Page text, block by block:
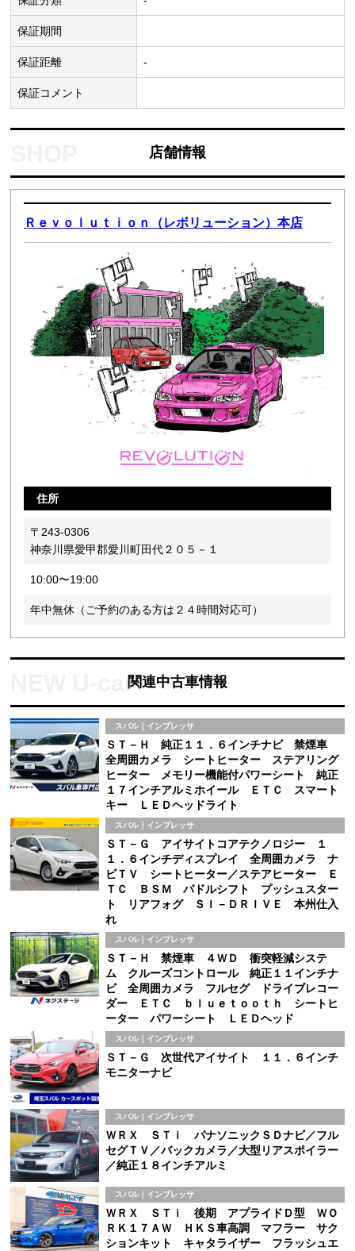
保証期間
保証距離 -
保証コメント
店舗情報
Ｒｅｖｏｌｕｔｉｏｎ（レボリューション）本店
住所
〒243-0306
神奈川県愛甲郡愛川町田代２０５－１
10:00〜19:00
年中無休（ご予約のある方は２４時間対応可）
関連中古車情報
スバル｜インプレッサ
ＳＴ－Ｈ 純正１１．６インチナビ 禁煙車
全周囲カメラ シートヒーター ステアリング
ヒーター メモリー機能付パワーシート 純正
１７インチアルミホイール ＥＴＣ スマート
キー ＬＥＤヘッドライト
スバル｜インプレッサ
ＳＴ－Ｇ アイサイトコアテクノロジー １
１．６インチディスプレイ 全周囲カメラ ナ
ビＴＶ シートヒーター／ステアヒーター Ｅ
ＴＣ ＢＳＭ パドルシフト プッシュスター
ト リアフォグ ＳＩ－ＤＲＩＶＥ 本州仕入
れ
スバル｜インプレッサ
ＳＴ－Ｈ 禁煙車 ４ＷＤ 衝突軽減システ
ム クルーズコントロール 純正１１インチナ
ビ 全周囲カメラ フルセグ ドライブレコー
ダー ＥＴＣ ｂｌｕｅｔｏｏｔｈ シートヒ
ーター パワーシート ＬＥＤヘッド
スバル｜インプレッサ
ＳＴ－Ｇ 次世代アイサイト １１．６インチ
モニターナビ
スバル｜インプレッサ
ＷＲＸ ＳＴｉ パナソニックＳＤナビ／フル
セグＴＶ／バックカメラ／大型リアスポイラー
／純正１８インチアルミ
スバル｜インプレッサ
ＷＲＸ ＳＴｉ 後期 アプライドＤ型 ＷＯ
ＲＫ１７ＡＷ ＨＫＳ車高調 マフラー サク
ションキット キャタライザー フラッシュエ